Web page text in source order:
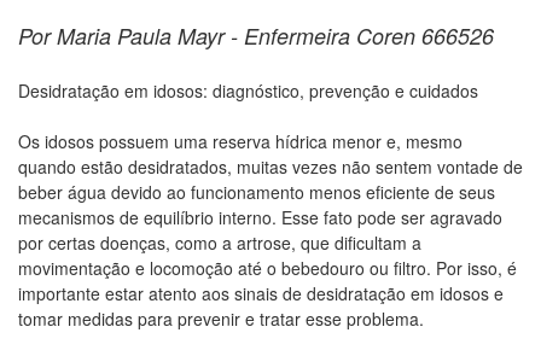
Por Maria Paula Mayr - Enfermeira Coren 666526
Desidratação em idosos: diagnóstico, prevenção e cuidados
Os idosos possuem uma reserva hídrica menor e, mesmo
quando estão desidratados, muitas vezes não sentem vontade de
beber água devido ao funcionamento menos eficiente de seus
mecanismos de equilíbrio interno. Esse fato pode ser agravado
por certas doenças, como a artrose, que dificultam a
movimentação e locomoção até o bebedouro ou filtro. Por isso, é
importante estar atento aos sinais de desidratação em idosos e
tomar medidas para prevenir e tratar esse problema.